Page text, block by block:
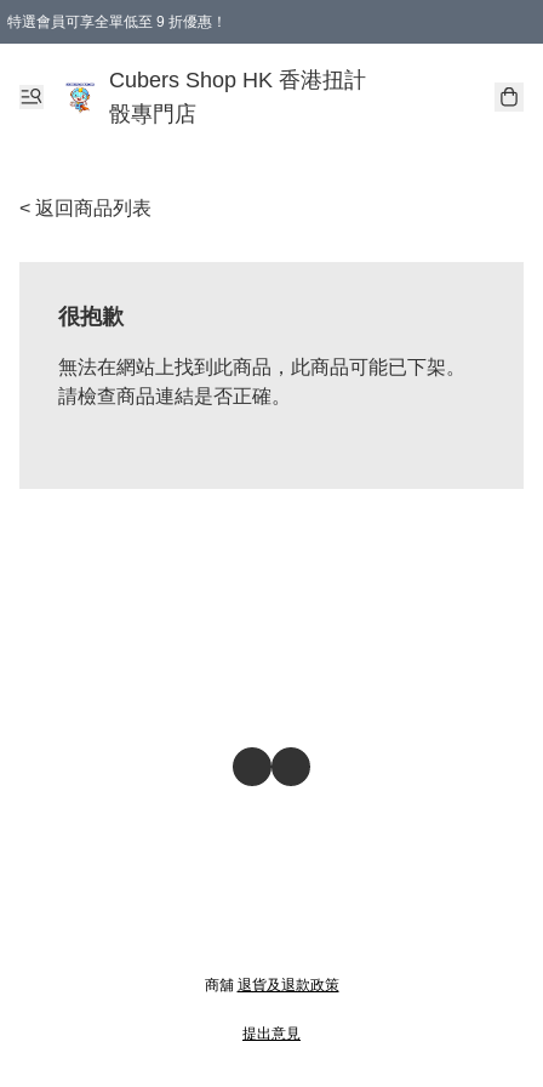
特選會員可享全單低至 9 折優惠！
購物滿 HKD 250.00 即減 HKD 28.00 運費！（適用於 本地送貨、本地取貨 )
Cubers Shop HK 香港扭計
骰專門店
< 返回商品列表
很抱歉
無法在網站上找到此商品，此商品可能已下架。
請檢查商品連結是否正確。
商舖 退貨及退款政策
提出意見